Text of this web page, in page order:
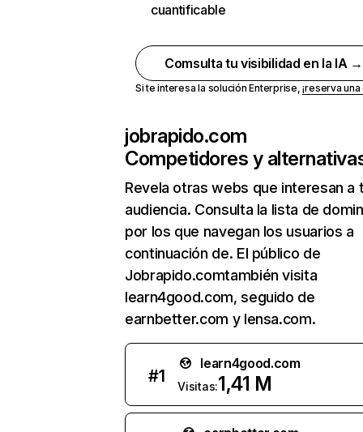
cuantificable
Comsulta tu visibilidad en la IA →
Si te interesa la solución Enterprise,¡reserva
jobrapido.com
Competidores y
Revela otras webs que interesan a
audiencia. Consulta la lista de
por los que navegan los usuarios a
continuación de. El público de
Jobrapido.comtambién visita
learn4good.com, seguido de
earnbetter.com y lensa.com.
#1
learn4good.com
Visitas:1,41 M